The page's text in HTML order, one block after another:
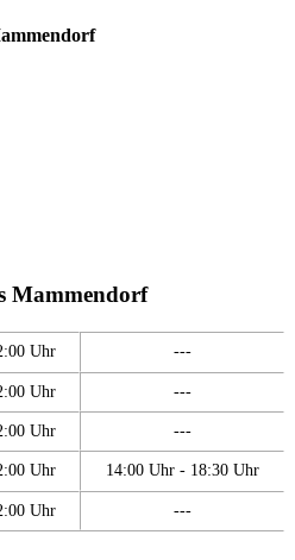
Mammendorf
Uhr ---
Uhr ---
Uhr ---
Uhr 14:00 Uhr - 18:30 Uhr
Uhr ---